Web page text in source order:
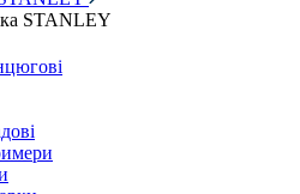
STANLEY